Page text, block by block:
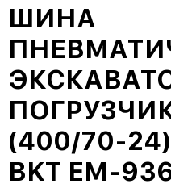
Аренда спецтехники
Продажа спецтехники
О нас
Дилерам
Контакты
ШИНА
(400/70-
BKT EM-